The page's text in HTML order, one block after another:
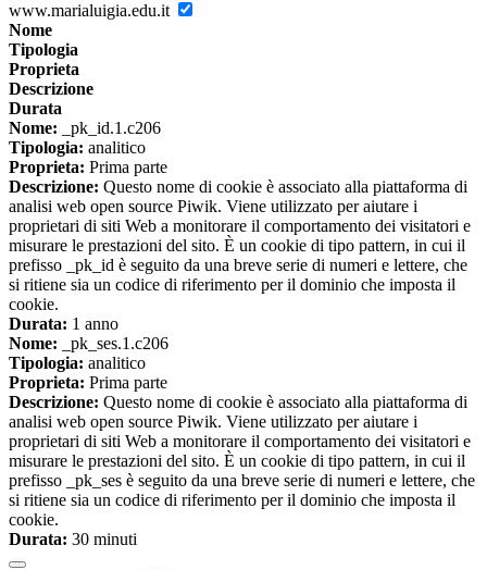
www.marialuigia.edu.it
Nome
Tipologia
Proprieta
Descrizione
Durata
Nome: _pk_id.1.c206
Tipologia: analitico
Proprieta: Prima parte
Descrizione: Questo nome di cookie è associato alla piattaforma di
analisi web open source Piwik. Viene utilizzato per aiutare i
proprietari di siti Web a monitorare il comportamento dei visitatori e
misurare le prestazioni del sito. È un cookie di tipo pattern, in cui il
prefisso _pk_id è seguito da una breve serie di numeri e lettere, che
si ritiene sia un codice di riferimento per il dominio che imposta il
cookie.
Durata: 1 anno
Nome: _pk_ses.1.c206
Tipologia: analitico
Proprieta: Prima parte
Descrizione: Questo nome di cookie è associato alla piattaforma di
analisi web open source Piwik. Viene utilizzato per aiutare i
proprietari di siti Web a monitorare il comportamento dei visitatori e
misurare le prestazioni del sito. È un cookie di tipo pattern, in cui il
prefisso _pk_ses è seguito da una breve serie di numeri e lettere, che
si ritiene sia un codice di riferimento per il dominio che imposta il
cookie.
Durata: 30 minuti